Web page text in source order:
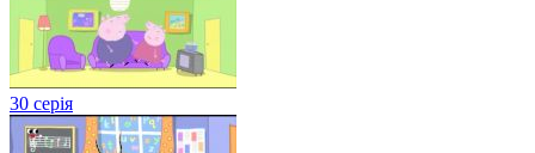
30 серія